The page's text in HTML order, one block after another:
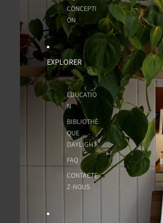
CONCEPTI
ON
EXPLORER
ÉDUCATIO
N
BIBLIOTHÈ
QUE
DAYLIGHT
FAQ
CONTACTE
Z-NOUS